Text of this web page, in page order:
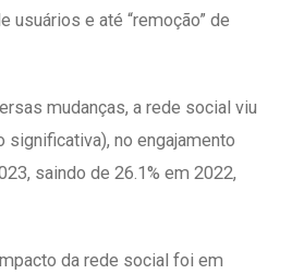
usuários e até “remoção” de
mudanças, a rede social viu
significativa), no engajamento
saindo de 26.1% em 2022,
da rede social foi em